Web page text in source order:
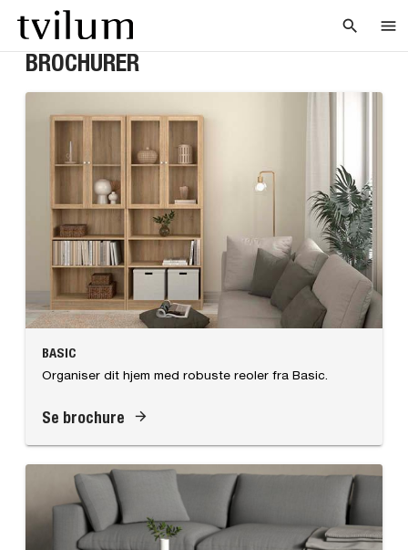
search menu
BROCHURER
BASIC
Organiser dit hjem med robuste reoler fra Basic.
Se brochure